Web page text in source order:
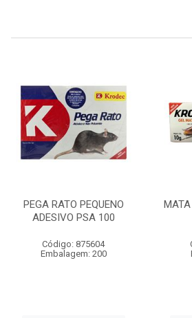
PEGA RATO PEQUENO
ADESIVO PSA 100
Código: 875604
Embalagem: 200